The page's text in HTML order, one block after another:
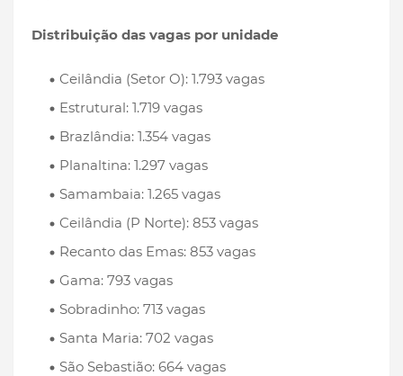
Distribuição das vagas por unidade
Ceilândia (Setor O): 1.793 vagas
Estrutural: 1.719 vagas
Brazlândia: 1.354 vagas
Planaltina: 1.297 vagas
Samambaia: 1.265 vagas
Ceilândia (P Norte): 853 vagas
Recanto das Emas: 853 vagas
Gama: 793 vagas
Sobradinho: 713 vagas
Santa Maria: 702 vagas
São Sebastião: 664 vagas